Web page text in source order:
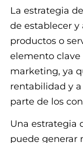
La estrategia
de establecer y
productos o
elemento
marketing, ya
rentabilidad y
parte de los
Una estrategia
puede generar